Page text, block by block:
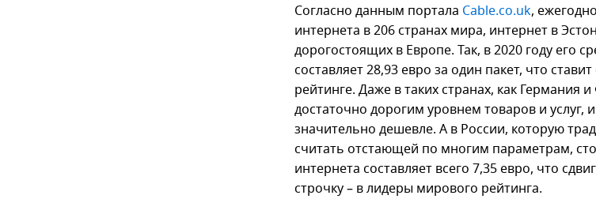
Согласно данным портала Cable.co.uk,
интернета в 206 странах мира, интернет в
дорогостоящих в Европе. Так, в 2020 году его
составляет 28,93 евро за один пакет, что
рейтинге. Даже в таких странах, как Германия
достаточно дорогим уровнем товаров и услуг,
значительно дешевле. А в России, которую
считать отстающей по многим параметрам,
интернета составляет всего 7,35 евро, что
строчку – в лидеры мирового рейтинга.